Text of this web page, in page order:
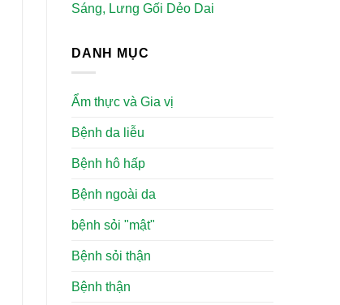
Sáng, Lưng Gối Dẻo Dai
DANH MỤC
Ẩm thực và Gia vị
Bệnh da liễu
Bệnh hô hấp
Bệnh ngoài da
bệnh sỏi "mật"
Bệnh sỏi thận
Bệnh thận